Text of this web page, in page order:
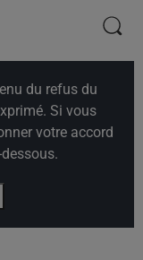
du refus du
Si vous
votre accord